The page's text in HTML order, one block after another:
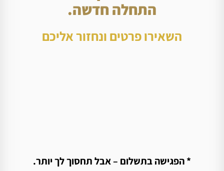
התחלה חדשה.
השאירו פרטים ונחזור אליכם
* הפגישה בתשלום – אבל תחסוך לך יותר.